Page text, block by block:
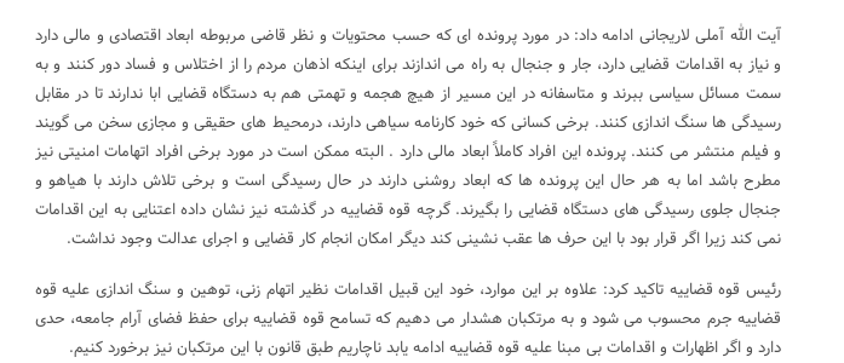
آیت الله آملی لاریجانی ادامه داد: در مورد پرونده ای که حسب محتویات و نظر قاضی مربوطه ابعاد اقتصادی و مالی دارد
و نیاز به اقدامات قضایی دارد، جار و جنجال به راه می اندازند برای اینکه اذهان مردم را از اختلاس و فساد دور کنند و به
سمت مسائل سیاسی ببرند و متاسفانه در این مسیر از هیچ هجمه و تهمتی هم به دستگاه قضایی ابا ندارند تا در مقابل
رسیدگی ها سنگ اندازی کنند. برخی کسانی که خود کارنامه سیاهی دارند، درمحیط های حقیقی و مجازی سخن می گویند
و فیلم منتشر می کنند. پرونده این افراد کاملاً ابعاد مالی دارد . البته ممکن است در مورد برخی افراد اتهامات امنیتی نیز
مطرح باشد اما به هر حال این پرونده ها که ابعاد روشنی دارند در حال رسیدگی است و برخی تلاش دارند با هیاهو و
جنجال جلوی رسیدگی های دستگاه قضایی را بگیرند. گرچه قوه قضاییه در گذشته نیز نشان داده اعتنایی به این اقدامات
نمی کند زیرا اگر قرار بود با این حرف ها عقب نشینی کند دیگر امکان انجام کار قضایی و اجرای عدالت وجود نداشت.
رئیس قوه قضاییه تاکید کرد: علاوه بر این موارد، خود این قبیل اقدامات نظیر اتهام زنی، توهین و سنگ اندازی علیه قوه
قضاییه جرم محسوب می شود و به مرتکبان هشدار می دهیم که تسامح قوه قضاییه برای حفظ فضای آرام جامعه، حدی
دارد و اگر اظهارات و اقدامات بی مبنا علیه قوه قضاییه ادامه یابد ناچاریم طبق قانون با این مرتکبان نیز برخورد کنیم.